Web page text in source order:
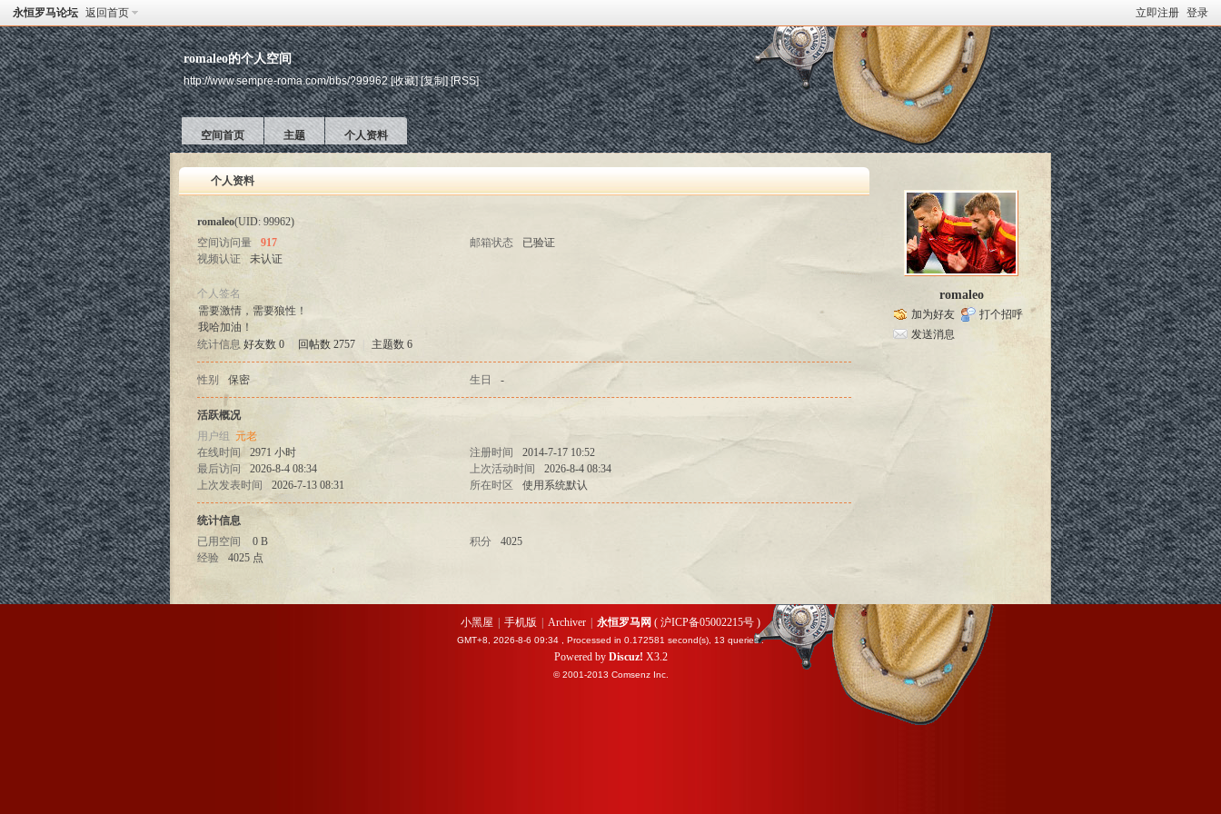
立即注册 登录
永恒罗马论坛 返回首页
romaleo的个人空间
http://www.sempre-roma.com/bbs/?99962 [收藏] [复制] [RSS]
空间首页 主题 个人资料
个人资料
romaleo(UID: 99962)
空间访问量
917 邮箱状态
已验证
视频认证
未认证
个人签名
需要激情，需要狼性！
我哈加油！
统计信息 好友数 0 回帖数 2757 主题数 6
性别 保密 生日 -
活跃概况
用户组 元老
在线时间
2971 小时 注册时间
2014-7-17 10:52
最后访问
2026-8-4 08:34 上次活动时间
2026-8-4 08:34
上次发表时间
2026-7-13 08:31 所在时区 使用系统默认
统计信息
已用空间
0 B 积分
4025
经验
4025 点
romaleo
加为好友
打个招呼
发送消息
小黑屋 手机版 Archiver 永恒罗马网 ( 沪ICP备05002215号 )
GMT+8, 2026-8-6 09:34 , Processed in 0.172581 second(s), 13 queries .
Powered by Discuz! X3.2
© 2001-2013 Comsenz Inc.